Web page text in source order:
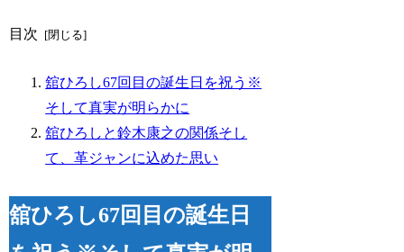
目次
舘ひろし67回目の誕生日を祝う※
そして真実が明らかに
舘ひろしと鈴木康之の関係そし
て、革ジャンに込めた思い
舘ひろし67回目の誕生日